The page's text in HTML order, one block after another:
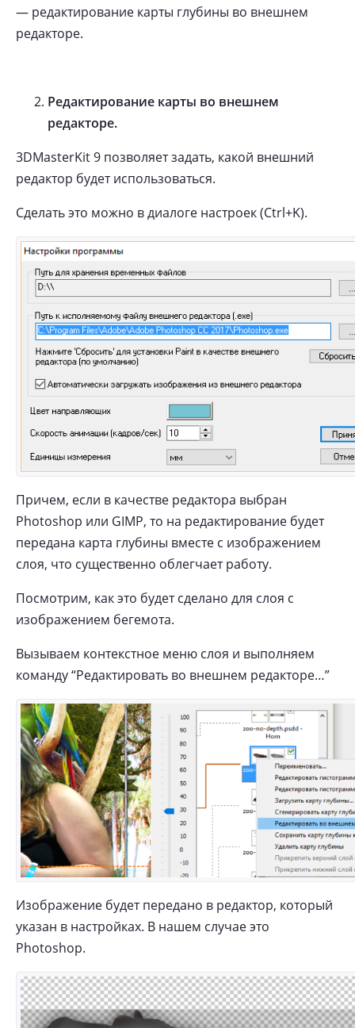
— редактирование карты глубины во внешнем
редакторе.
Редактирование карты во внешнем
редакторе.
3DMasterKit 9 позволяет задать, какой внешний
редактор будет использоваться.
Сделать это можно в диалоге настроек (Ctrl+K).
Причем, если в качестве редактора выбран
Photoshop или GIMP, то на редактирование будет
передана карта глубины вместе с изображением
слоя, что существенно облегчает работу.
Посмотрим, как это будет сделано для слоя с
изображением бегемота.
Вызываем контекстное меню слоя и выполняем
команду “Редактировать во внешнем редакторе…”
Изображение будет передано в редактор, который
указан в настройках. В нашем случае это
Photoshop.